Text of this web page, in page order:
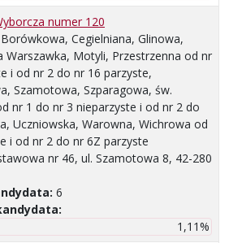
numer 120
Cegielniana, Glinowa,
Warszawka, Motyli, Przestrzenna od nr
i od nr 2 do nr 16 parzyste,
Szamotowa, Szparagowa, św.
nr 1 do nr 3 nieparzyste i od nr 2 do
Uczniowska, Warowna, Wichrowa od
i od nr 2 do nr 6Z parzyste
nr 46, ul. Szamotowa 8, 42-280
6
1,11%